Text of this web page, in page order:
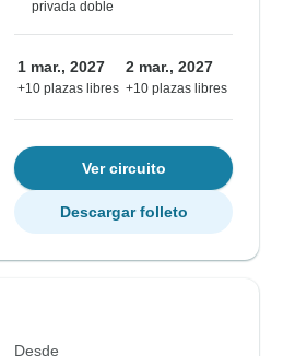
privada doble
1 mar., 2027
+10 plazas libres
2 mar., 2027
+10 plazas libres
Ver circuito
Descargar folleto
Desde